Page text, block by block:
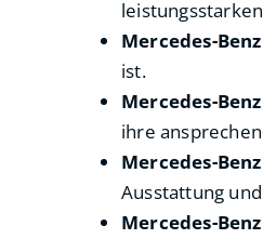
Mercedes-
ist.
Mercedes-
ihre
Mercedes-
Ausstattung
Mercedes-Benz